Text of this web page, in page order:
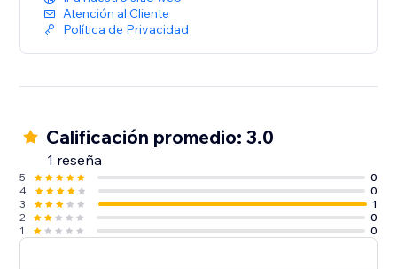
Atención al Cliente
Política de Privacidad
Calificación promedio: 3.0
1 reseña
5
0
4
0
3
1
2
0
1
0